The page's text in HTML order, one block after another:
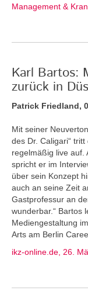
Management &
Karl Bartos:
zurück in
Patrick Friedland,
Mit seiner
des Dr. Caligari“
regelmäßig live auf.
spricht er im
über sein Konzept
auch an seine Zeit
Gastprofessur an
wunderbar.“ Bartos
Mediengestaltung
Arts am Berlin
ikz-online.de, 26.